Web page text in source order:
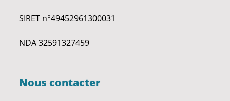
SIRET n°49452961300031
NDA 32591327459
Nous contacter